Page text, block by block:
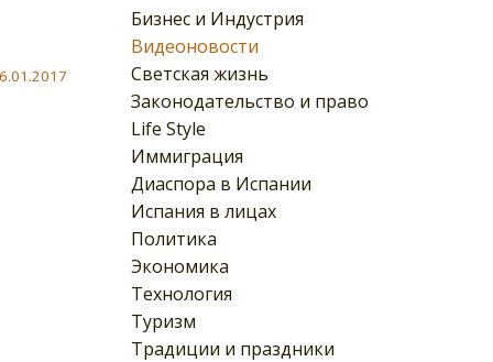
Бизнес и Индустрия
Видеоновости
Светская жизнь
Законодательство и право
Life Style
Иммиграция
Диаспора в Испании
Испания в лицах
Политика
Экономика
Технология
Туризм
Традиции и праздники